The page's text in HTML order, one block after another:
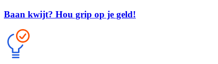
Baan kwijt? Hou grip op je geld!